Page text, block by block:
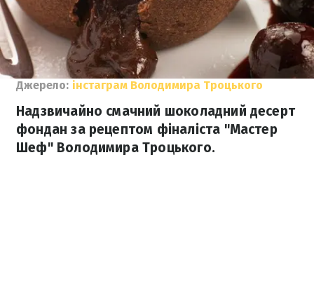
Джерело: інстаграм Володимира Троцького
Надзвичайно смачний шоколадний десерт
фондан за рецептом фіналіста "Мастер
Шеф" Володимира Троцького.